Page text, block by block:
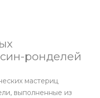
ронделей
мастериц
выполненные из